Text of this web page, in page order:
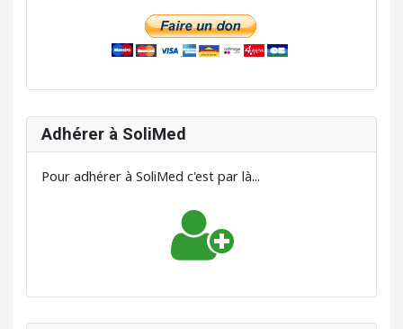
Adhérer à SoliMed
Pour adhérer à SoliMed c'est par là...